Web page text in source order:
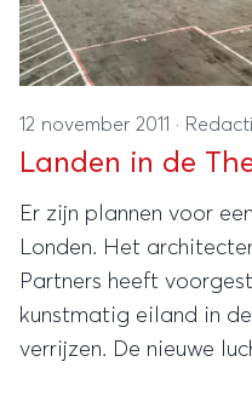
12 november 2011 ·
Landen in de
Er zijn plannen voor
Londen. Het
Partners heeft
kunstmatig eiland in
verrijzen. De nieuwe